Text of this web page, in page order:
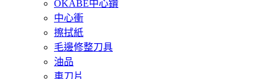
OKABE中心鑽
中心衝
擦拭紙
毛邊修整刀具
油品
車刀片